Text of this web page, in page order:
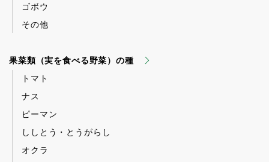
ゴボウ
その他
果菜類（実を食べる野菜）の種
トマト
ナス
ピーマン
ししとう・とうがらし
オクラ